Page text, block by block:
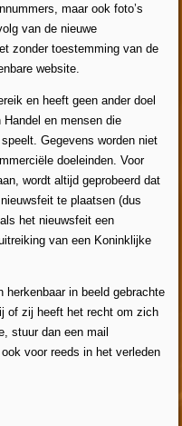
maar ook foto’s
van de nieuwe
zonder toestemming van de
website.
en heeft geen ander doel
en mensen die
Gegevens worden niet
doeleinden. Voor
wordt altijd geprobeerd dat
te plaatsen (dus
het nieuwsfeit een
van een Koninklijke
herkenbaar in beeld gebrachte
of zij heeft het recht om zich
stuur dan een mail
ook voor reeds in het verleden